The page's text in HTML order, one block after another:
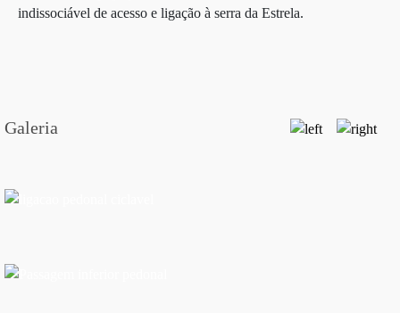
indissociável de acesso e ligação à serra da Estrela.
Galeria